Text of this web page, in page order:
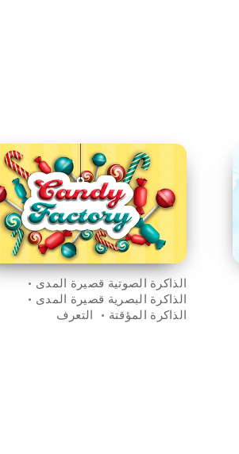
الذاكرة الصوتية قصيرة المدى
الذاكرة البصرية قصيرة المدى
الذاكرة المؤقتة
التعرف